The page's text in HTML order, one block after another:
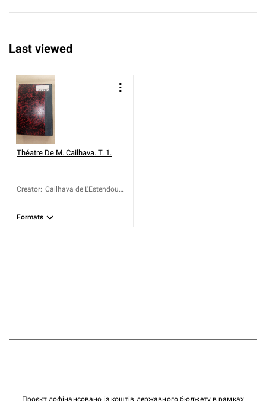
Last viewed
Théatre De M. Cailhava. T. 1.
Creator: Cailhava de L'Estendoux,
Formats
Проєкт дофінансовано із коштів державного бюджету в рамках